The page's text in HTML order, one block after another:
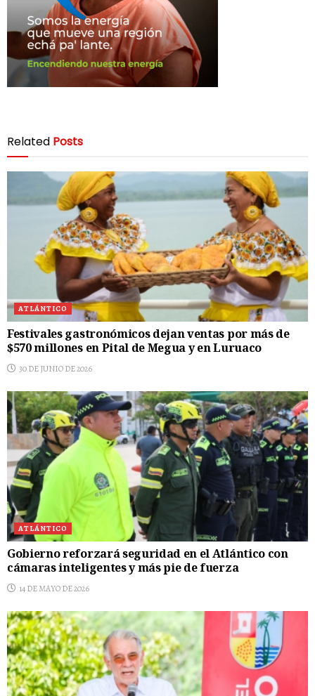
Related Posts
ATLÁNTICO
Festivales gastronómicos dejan ventas por más de
$570 millones en Pital de Megua y en Luruaco
30 DE JUNIO DE 2026
ATLÁNTICO
Gobierno reforzará seguridad en el Atlántico con
cámaras inteligentes y más pie de fuerza
14 DE MAYO DE 2026